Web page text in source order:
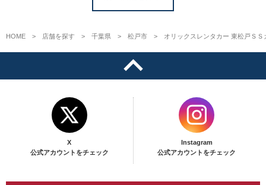
HOME 店舗を探す 千葉県 松戸市 オリックスレンタカー 東松戸ＳＳ
X
公式アカウントをチェック
Instagram
公式アカウントをチェック